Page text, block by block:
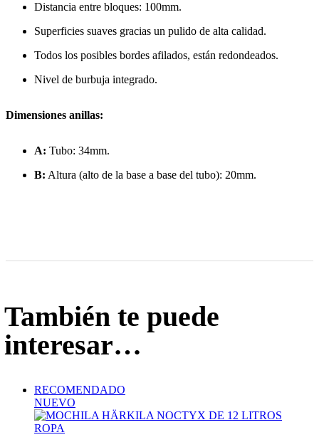
Distancia entre bloques: 100mm.
Superficies suaves gracias un pulido de alta calidad.
Todos los posibles bordes afilados, están redondeados.
Nivel de burbuja integrado.
Dimensiones anillas:
A: Tubo: 34mm.
B: Altura (alto de la base a base del tubo): 20mm.
También te puede
interesar…
RECOMENDADO
NUEVO
ROPA